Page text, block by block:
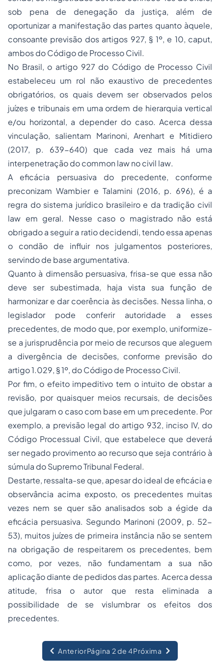
sob pena de denegação da justiça, além de
oportunizar a manifestação das partes quanto àquele,
consoante previsão dos artigos 927, § 1º, e 10, caput,
ambos do Código de Processo Civil.
No Brasil, o artigo 927 do Código de Processo Civil
estabeleceu um rol não exaustivo de precedentes
obrigatórios, os quais devem ser observados pelos
juízes e tribunais em uma ordem de hierarquia vertical
e/ou horizontal, a depender do caso. Acerca dessa
vinculação, salientam Marinoni, Arenhart e Mitidiero
(2017, p. 639-640) que cada vez mais há uma
interpenetração docommon lawnocivil law.
A eficácia persuasiva do precedente, conforme
preconizam Wambier e Talamini (2016, p. 696), é a
regra do sistema jurídico brasileiro e da tradição civil
law em geral. Nesse caso o magistrado não está
obrigado a seguir a ratio decidendi, tendo essa apenas
o condão de influir nos julgamentos posteriores,
servindo de base argumentativa.
Quanto à dimensão persuasiva, frisa-se que essa não
deve ser subestimada, haja vista sua função de
harmonizar e dar coerência às decisões. Nessa linha, o
legislador pode conferir autoridade a esses
precedentes, de modo que, por exemplo, uniformize-
se a jurisprudência por meio de recursos que aleguem
a divergência de decisões, conforme previsão do
artigo 1.029, § 1º, do Código de Processo Civil.
Por fim, o efeito impeditivo tem o intuito de obstar a
revisão, por quaisquer meios recursais, de decisões
que julgaram o caso com base em um precedente. Por
exemplo, a previsão legal do artigo 932, inciso IV, do
Código Processual Civil, que estabelece que deverá
ser negado provimento ao recurso que seja contrário à
súmula do Supremo Tribunal Federal.
Destarte, ressalta-se que, apesar do ideal de eficácia e
observância acima exposto, os precedentes muitas
vezes nem se quer são analisados sob a égide da
eficácia persuasiva. Segundo Marinoni (2009, p. 52-
53), muitos juízes de primeira instância não se sentem
na obrigação de respeitarem os precedentes, bem
como, por vezes, não fundamentam a sua não
aplicação diante de pedidos das partes. Acerca dessa
atitude, frisa o autor que resta eliminada a
possibilidade de se vislumbrar os efeitos dos
precedentes.
AnteriorPágina 2 de 4Próxima